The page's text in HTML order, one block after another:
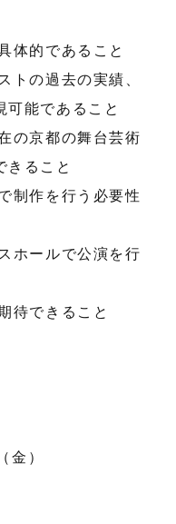
体的であること
トの過去の実績、
可能であること
の京都の舞台芸術
きること
制作を行う必要性
ホールで公演を行
待できること
金）